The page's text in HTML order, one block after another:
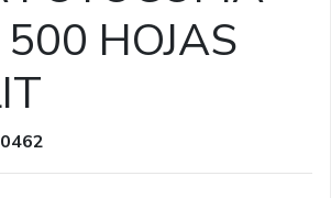
500 HOJAS